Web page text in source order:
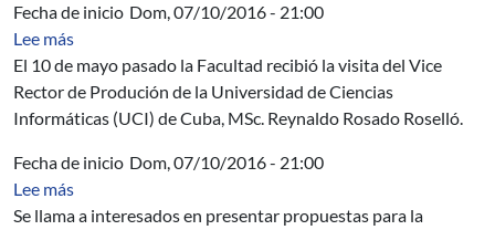
Fecha de inicio Dom, 07/10/2016 - 21:00
Lee mássobre Información sobre la UCI - Universidad de
El 10 de mayo pasado la Facultad recibió la visita del Vice
Rector de Produción de la Universidad de Ciencias
Informáticas (UCI) de Cuba, MSc. Reynaldo Rosado Roselló.
Fecha de inicio Dom, 07/10/2016 - 21:00
Lee mássobre Convocatoria: presentación de Posters para el
Se llama a interesados en presentar propuestas para la